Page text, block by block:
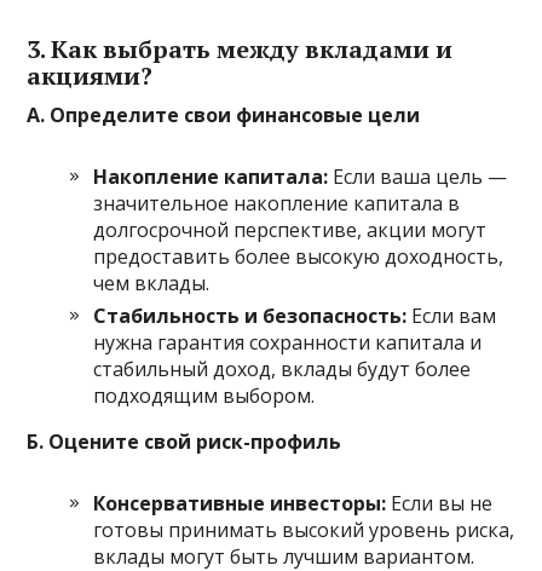
3. Как выбрать между вкладами и
акциями?
А. Определите свои финансовые цели
Накопление капитала: Если ваша цель —
значительное накопление капитала в
долгосрочной перспективе, акции могут
предоставить более высокую доходность,
чем вклады.
Стабильность и безопасность: Если вам
нужна гарантия сохранности капитала и
стабильный доход, вклады будут более
подходящим выбором.
Б. Оцените свой риск-профиль
Консервативные инвесторы: Если вы не
готовы принимать высокий уровень риска,
вклады могут быть лучшим вариантом.